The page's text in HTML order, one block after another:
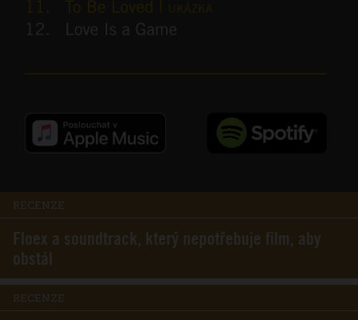
RECENZE
Floex a soundtrack, který nepotřebuje film, aby
obstál
RECENZE